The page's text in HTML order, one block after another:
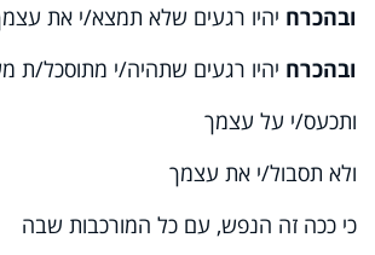
ובהכרח יהיו רגעים שלא תמצא/י את
ובהכרח יהיו רגעים שתהיה/י מתוסכל/ת
ותכעס/י על עצמך
ולא תסבול/י את עצמך
כי ככה זה הנפש, עם כל המורכבות שבה